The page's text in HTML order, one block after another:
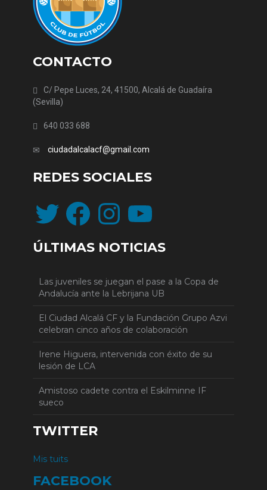
CONTACTO
C/ Pepe Luces, 24, 41500, Alcalá de Guadaíra
(Sevilla)
640 033 688
ciudadalcalacf@gmail.com
REDES SOCIALES
Twitter FacebookInstagram
ÚLTIMAS NOTICIAS
Las juveniles se juegan el pase a la Copa de
Andalucía ante la Lebrijana UB
El Ciudad Alcalá CF y la Fundación Grupo Azvi
celebran cinco años de colaboración
Irene Higuera, intervenida con éxito de su
lesión de LCA
Amistoso cadete contra el Eskilminne IF
sueco
TWITTER
Mis tuits
FACEBOOK